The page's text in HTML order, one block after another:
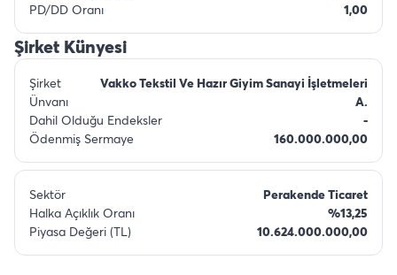
PD/DD Oranı
1,00
Şirket Künyesi
Şirket
Ünvanı
Vakko Tekstil Ve Hazır Giyim Sanayi İşletmeleri
A.
Dahil Olduğu Endeksler
-
Ödenmiş Sermaye
160.000.000,00
Sektör
Perakende Ticaret
Halka Açıklık Oranı
%13,25
Piyasa Değeri (TL)
10.624.000.000,00